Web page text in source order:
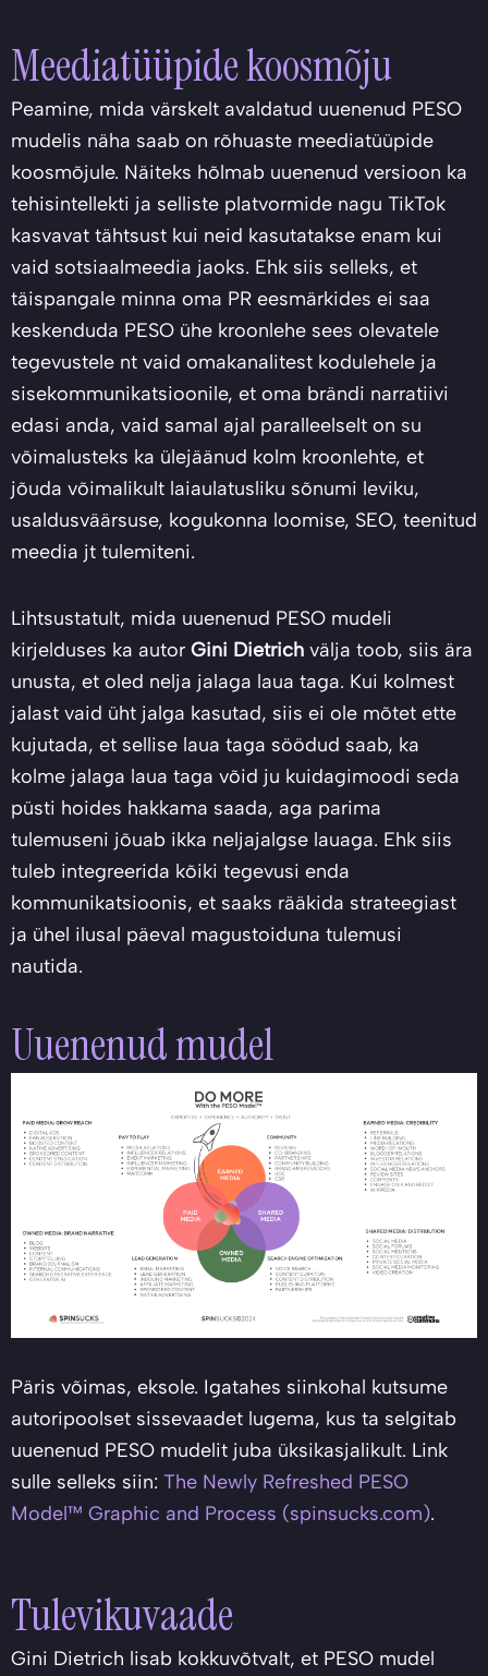
Meediatüüpide koosmõju
Peamine, mida värskelt avaldatud uuenenud PESO
mudelis näha saab on rõhuaste meediatüüpide
koosmõjule. Näiteks hõlmab uuenenud versioon ka
tehisintellekti ja selliste platvormide nagu TikTok
kasvavat tähtsust kui neid kasutatakse enam kui
vaid sotsiaalmeedia jaoks. Ehk siis selleks, et
täispangale minna oma PR eesmärkides ei saa
keskenduda PESO ühe kroonlehe sees olevatele
tegevustele nt vaid omakanalitest kodulehele ja
sisekommunikatsioonile, et oma brändi narratiivi
edasi anda, vaid samal ajal paralleelselt on su
võimalusteks ka ülejäänud kolm kroonlehte, et
jõuda võimalikult laiaulatusliku sõnumi leviku,
usaldusväärsuse, kogukonna loomise, SEO, teenitud
meedia jt tulemiteni.
Lihtsustatult, mida uuenenud PESO mudeli
kirjelduses ka autor Gini Dietrich välja toob, siis ära
unusta, et oled nelja jalaga laua taga. Kui kolmest
jalast vaid üht jalga kasutad, siis ei ole mõtet ette
kujutada, et sellise laua taga söödud saab, ka
kolme jalaga laua taga võid ju kuidagimoodi seda
püsti hoides hakkama saada, aga parima
tulemuseni jõuab ikka neljajalgse lauaga. Ehk siis
tuleb integreerida kõiki tegevusi enda
kommunikatsioonis, et saaks rääkida strateegiast
ja ühel ilusal päeval magustoiduna tulemusi
nautida.
Uuenenud mudel
Päris võimas, eksole. Igatahes siinkohal kutsume
autoripoolset sissevaadet lugema, kus ta selgitab
uuenenud PESO mudelit juba üksikasjalikult. Link
sulle selleks siin: The Newly Refreshed PESO
Model™ Graphic and Process (spinsucks.com).
Tulevikuvaade
Gini Dietrich lisab kokkuvõtvalt, et PESO mudel